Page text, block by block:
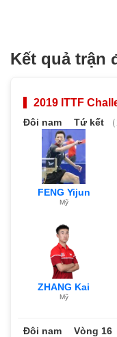
Kết quả trận
2019 ITTF
Đôi nam Tứ kết
FENG Yijun
Mỹ
ZHANG Kai
Mỹ
Đôi nam Vòng 16